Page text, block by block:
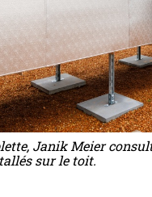
Janik Meier
sur le toit.